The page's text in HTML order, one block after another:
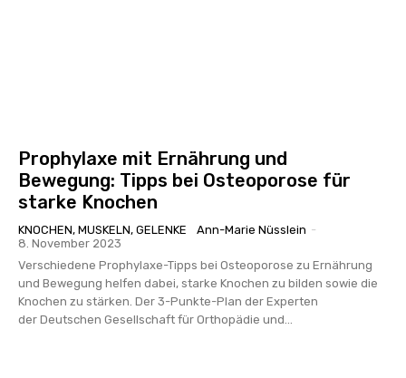
Prophylaxe mit Ernährung und
Bewegung: Tipps bei Osteoporose für
starke Knochen
KNOCHEN, MUSKELN, GELENKE Ann-Marie Nüsslein -
8. November 2023
Verschiedene Prophylaxe-Tipps bei Osteoporose zu Ernährung
und Bewegung helfen dabei, starke Knochen zu bilden sowie die
Knochen zu stärken. Der 3-Punkte-Plan der Experten
der Deutschen Gesellschaft für Orthopädie und...